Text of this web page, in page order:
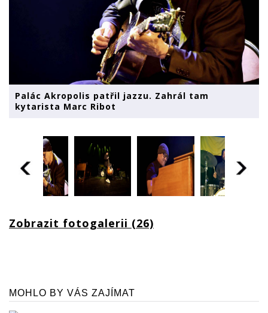
Palác Akropolis patřil jazzu. Zahrál tam
kytarista Marc Ribot
Zobrazit fotogalerii (26)
MOHLO BY VÁS ZAJÍMAT